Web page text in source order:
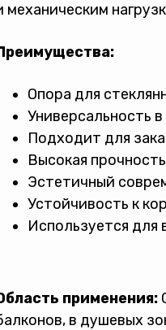
механическим
Опора для
Универсальность
Подходит для
Высокая
Эстетичный
Устойчивость к
Используется для
применения:
в душевых